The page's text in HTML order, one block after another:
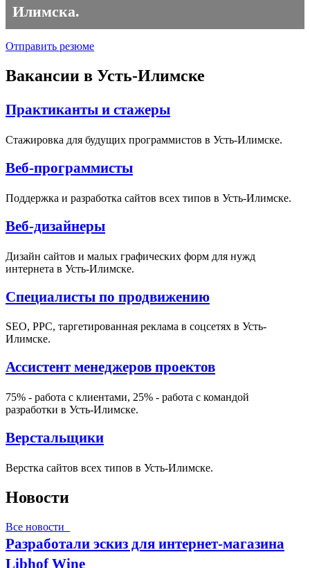
Илимска.
Отправить резюме
Вакансии в Усть-Илимске
Практиканты и стажеры
Стажировка для будущих программистов в Усть-Илимске.
Веб-программисты
Поддержка и разработка сайтов всех типов в Усть-Илимске.
Веб-дизайнеры
Дизайн сайтов и малых графических форм для нужд
интернета в Усть-Илимске.
Специалисты по продвижению
SEO, PPC, таргетированная реклама в соцсетях в Усть-
Илимске.
Ассистент менеджеров проектов
75% - работа с клиентами, 25% - работа с командой
разработки в Усть-Илимске.
Верстальщики
Верстка сайтов всех типов в Усть-Илимске.
Новости
Все новости
Разработали эскиз для интернет-магазина
Libhof Wine